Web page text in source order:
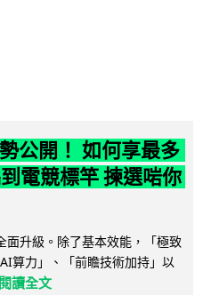
公開！ 如何享最多
電競標竿 揀選啱你
升級。除了基本效能，「極致
算力」、「前瞻技術加持」以
閱讀全文